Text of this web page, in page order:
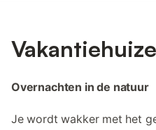
Overnachten in de natuur
Je wordt wakker met het